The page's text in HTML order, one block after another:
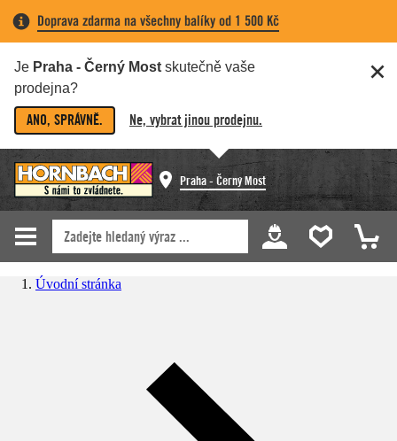
Doprava zdarma na všechny balíky od 1 500 Kč
Je Praha - Černý Most skutečně vaše
prodejna?
ANO, SPRÁVNĚ. Ne, vybrat jinou prodejnu.
Praha - Černý Most
Úvodní stránka